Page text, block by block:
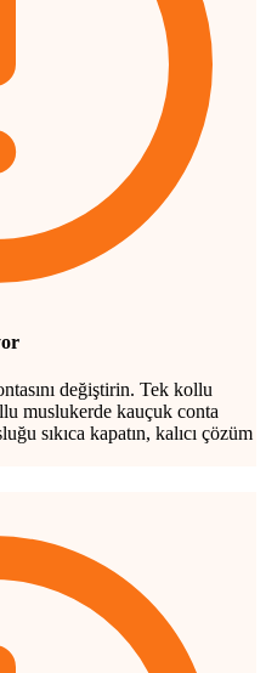
değiştirin. Tek kollu
muslukerde kauçuk conta
sıkıca kapatın, kalıcı çözüm